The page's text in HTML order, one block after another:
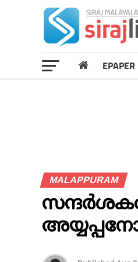
EPAPER
MALAPPURAM